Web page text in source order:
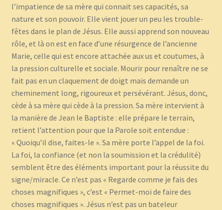
l’impatience de sa mère qui connait ses capacités, sa
nature et son pouvoir. Elle vient jouer un peu les trouble-
fêtes dans le plan de Jésus. Elle aussi apprend son nouveau
rôle, et là on est en face d’une résurgence de l’ancienne
Marie, celle qui est encore attachée aux us et coutumes, à
la pression culturelle et sociale. Mourir pour renaître ne se
fait pas en un claquement de doigt mais demande un
cheminement long, rigoureux et persévérant. Jésus, donc,
cède à sa mère qui cède à la pression. Sa mère intervient à
la manière de Jean le Baptiste : elle prépare le terrain,
retient l’attention pour que la Parole soit entendue :
« Quoiqu’il dise, faites-le ». Sa mère porte l’appel de la foi.
La foi, la confiance (et non la soumission et la crédulité)
semblent être des éléments important pour la réussite du
signe/miracle. Ce n’est pas « Regarde comme je fais des
choses magnifiques », c’est « Permet-moi de faire des
choses magnifiques ». Jésus n’est pas un bateleur